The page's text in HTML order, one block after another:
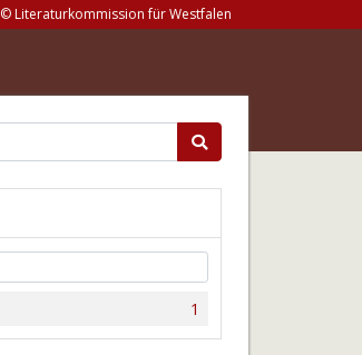
© Literaturkommission für Westfalen
1